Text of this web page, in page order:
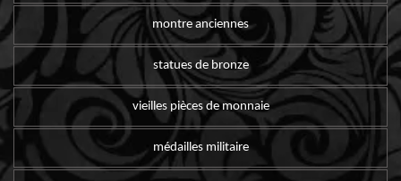
montre anciennes
statues de bronze
vieilles pièces de monnaie
médailles militaire